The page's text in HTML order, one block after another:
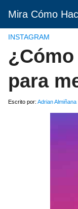
Mira Cómo
INSTAGRAM
para
Escrito por: Adrian